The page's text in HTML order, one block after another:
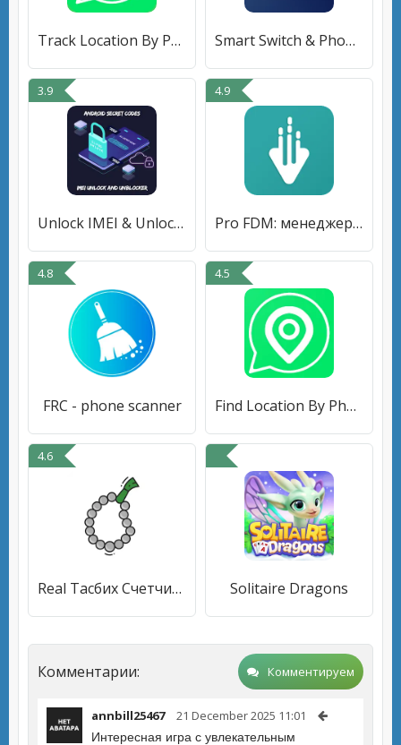
Track Location By Phone Number Smart Switch & Phone Clone
3.9
Unlock IMEI & Unlock Phone
4.9
Pro FDM: менеджер загрузок
4.8
FRC - phone scanner
4.5
Find Location By Phone Number
4.6
Real Тасбих Счетчик: Мисбаха Solitaire Dragons
Комментарии: Комментируем
annbill25467 21 December 2025 11:01
Интересная игра с увлекательным